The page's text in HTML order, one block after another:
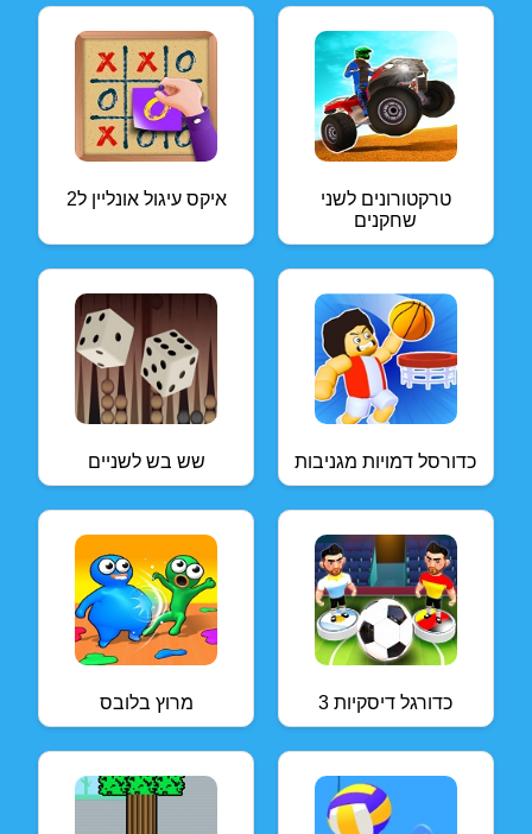
איקס עיגול אונליין ל2
טרקטורונים לשני
שחקנים
שש בש לשניים כדורסל דמויות מגניבות
מרוץ בלובס כדורגל דיסקיות 3